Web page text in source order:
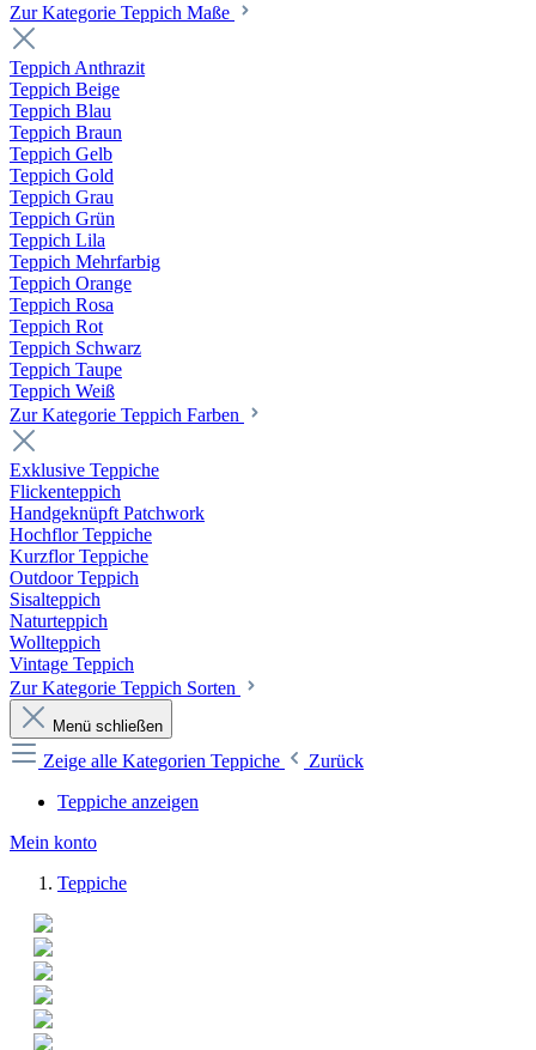
Zur Kategorie Teppich Maße
Teppich Anthrazit
Teppich Beige
Teppich Blau
Teppich Braun
Teppich Gelb
Teppich Gold
Teppich Grau
Teppich Grün
Teppich Lila
Teppich Mehrfarbig
Teppich Orange
Teppich Rosa
Teppich Rot
Teppich Schwarz
Teppich Taupe
Teppich Weiß
Zur Kategorie Teppich Farben
Exklusive Teppiche
Flickenteppich
Handgeknüpft Patchwork
Hochflor Teppiche
Kurzflor Teppiche
Outdoor Teppich
Sisalteppich
Naturteppich
Wollteppich
Vintage Teppich
Zur Kategorie Teppich Sorten
Menü schließen
Zeige alle Kategorien Teppiche
Zurück
Teppiche anzeigen
Mein konto
Teppiche